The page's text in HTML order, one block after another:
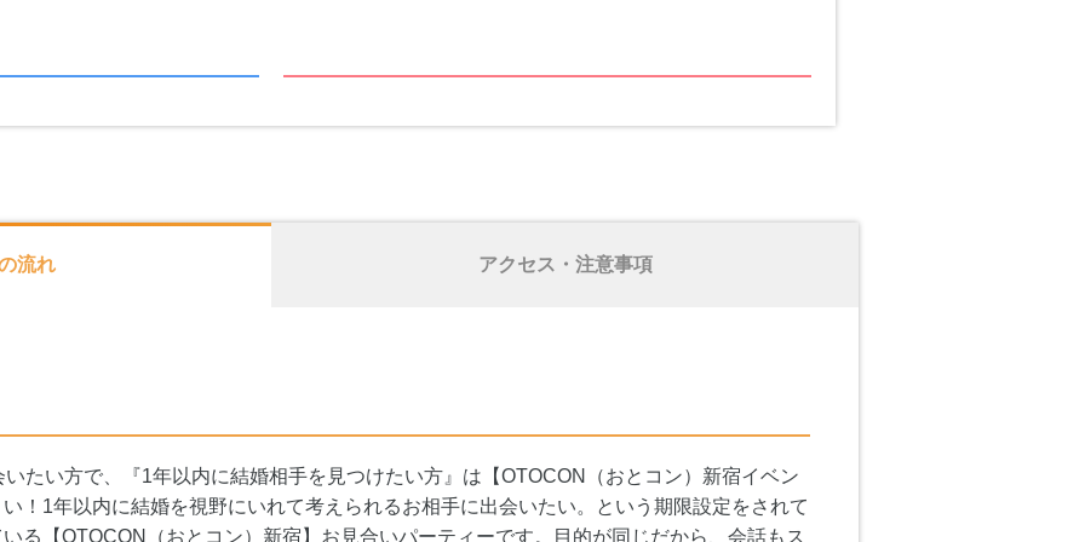
流れ アクセス・注意事項
たい方で、『1年以内に結婚相手を見つけたい方』は【OTOCON（おとコン）新宿イベン
！1年以内に結婚を視野にいれて考えられるお相手に出会いたい。という期限設定をされて
る【OTOCON（おとコン）新宿】お見合いパーティーです。目的が同じだから、会話もス